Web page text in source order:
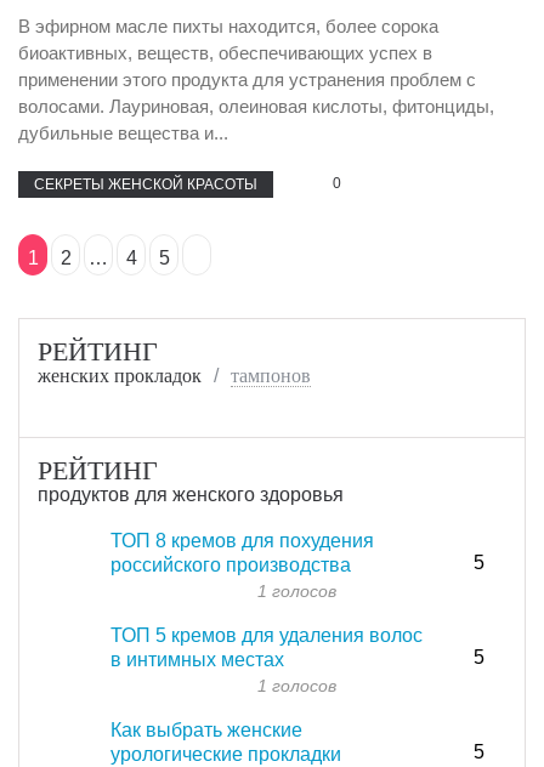
В эфирном масле пихты находится, более сорока
биоактивных, веществ, обеспечивающих успех в
применении этого продукта для устранения проблем с
волосами. Лауриновая, олеиновая кислоты, фитонциды,
дубильные вещества и...
СЕКРЕТЫ ЖЕНСКОЙ КРАСОТЫ 0
1 2 … 4 5
РЕЙТИНГ
женских прокладок тампонов
РЕЙТИНГ
продуктов для женского здоровья
ТОП 8 кремов для похудения
российского производства
1 голосов
5
ТОП 5 кремов для удаления волос
в интимных местах
1 голосов
5
Как выбрать женские
урологические прокладки
5